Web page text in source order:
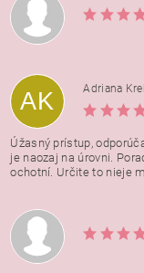
AK
Adriana
Úžasný prístup,
je naozaj na úrovni.
ochotní. Určite to nieje